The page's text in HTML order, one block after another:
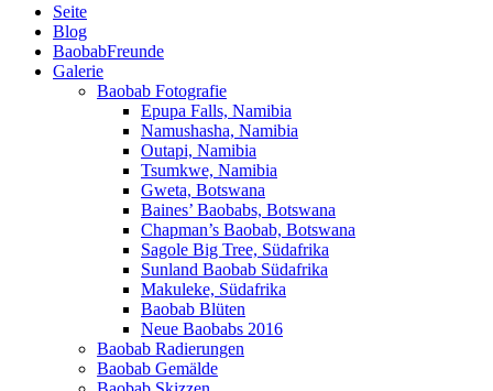
Primäres
Menü
Seite
Blog
BaobabFreunde
Galerie
Baobab Fotografie
Epupa Falls, Namibia
Namushasha, Namibia
Outapi, Namibia
Tsumkwe, Namibia
Gweta, Botswana
Baines’ Baobabs, Botswana
Chapman’s Baobab, Botswana
Sagole Big Tree, Südafrika
Sunland Baobab Südafrika
Makuleke, Südafrika
Baobab Blüten
Neue Baobabs 2016
Baobab Radierungen
Baobab Gemälde